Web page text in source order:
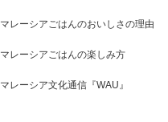
マレーシアごはんのおいしさの理由
マレーシアごはんの楽しみ方
マレーシア文化通信『WAU』